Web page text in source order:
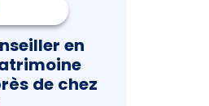
en
de chez